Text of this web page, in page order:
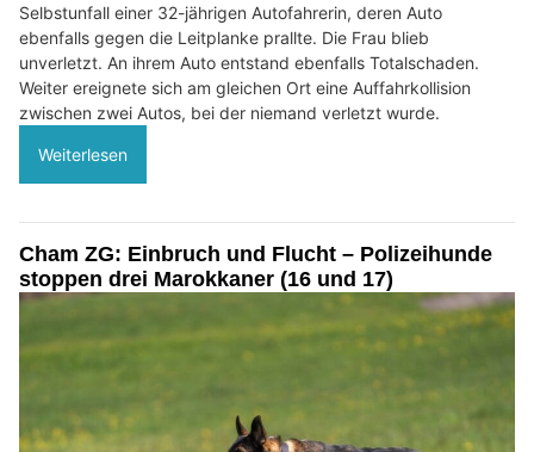
Selbstunfall einer 32-jährigen Autofahrerin, deren Auto
ebenfalls gegen die Leitplanke prallte. Die Frau blieb
unverletzt. An ihrem Auto entstand ebenfalls Totalschaden.
Weiter ereignete sich am gleichen Ort eine Auffahrkollision
zwischen zwei Autos, bei der niemand verletzt wurde.
Weiterlesen
Cham ZG: Einbruch und Flucht – Polizeihunde
stoppen drei Marokkaner (16 und 17)